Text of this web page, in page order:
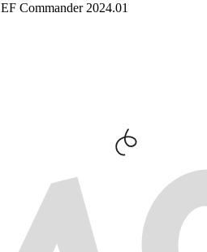
EF Commander 2024.01